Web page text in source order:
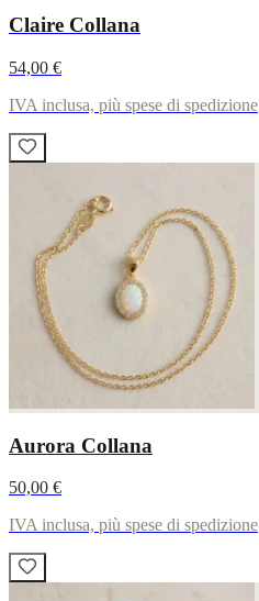
Claire Collana
54,00 €
IVA inclusa, più spese di spedizione
Aurora Collana
50,00 €
IVA inclusa, più spese di spedizione